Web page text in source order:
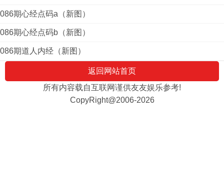
086期心经点码a（新图）
086期心经点码b（新图）
086期道人内经（新图）
返回网站首页
所有内容载自互联网谨供友友娱乐参考!
CopyRight@2006-2026